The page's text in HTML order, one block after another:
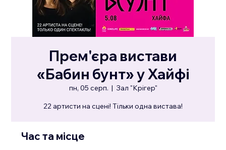
Прем'єра вистави
«Бабин бунт» у Хайфі
пн, 05 серп.
  |
Зал "Крігер"
22 артисти на сцені! Тільки одна вистава!
Час та місце